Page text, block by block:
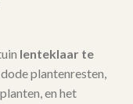
lenteklaar te
plantenresten,
en het